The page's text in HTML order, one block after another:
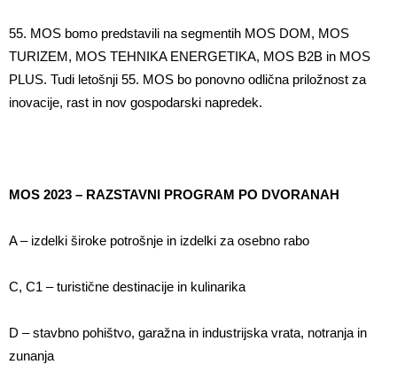
55. MOS bomo predstavili na segmentih MOS DOM, MOS
TURIZEM, MOS TEHNIKA ENERGETIKA, MOS B2B in MOS
PLUS. Tudi letošnji 55. MOS bo ponovno odlična priložnost za
inovacije, rast in nov gospodarski napredek.
MOS 2023 – RAZSTAVNI PROGRAM PO DVORANAH
A – izdelki široke potrošnje in izdelki za osebno rabo
C, C1 – turistične destinacije in kulinarika
D – stavbno pohištvo, garažna in industrijska vrata, notranja in
zunanja